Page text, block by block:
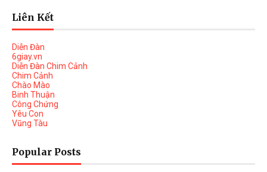
Liên Kết
Diễn Đàn
6giay.vn
Diễn Đàn Chim Cảnh
Chim Cảnh
Chào Mào
Binh Thuận
Công Chứng
Yêu Con
Vũng Tàu
Popular Posts